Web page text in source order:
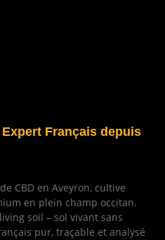
Français depuis
CBD en Aveyron, cultive
en plein champ occitan.
soil – sol vivant sans
pur, traçable et analysé